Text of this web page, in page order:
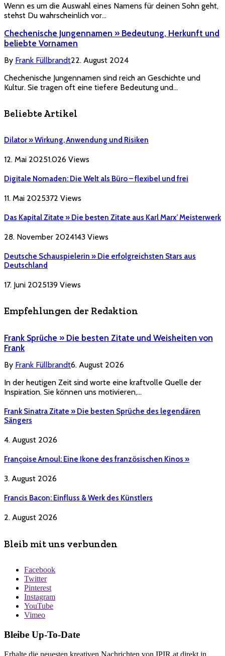
Wenn es um die Auswahl eines Namens für deinen Sohn geht,
stehst Du wahrscheinlich vor…
Chechenische Jungennamen » Bedeutung, Herkunft und
beliebte Vornamen
By Frank Füllbrandt22. August 2024
Chechenische Jungennamen sind reich an Geschichte und
Kultur. Sie tragen oft eine tiefere Bedeutung und…
Beliebte Artikel
Dilator » Wirkung, Anwendung und Risiken
12. Mai 20251.026 Views
Digitale Nomaden: Die Welt als Büro – flexibel und frei
11. Mai 2025372 Views
Das Kapital Zitate » Die besten Zitate aus Karl Marx’ Meisterwerk
28. November 2024143 Views
Deutsche Schauspielerin » Die erfolgreichsten Stars aus
Deutschland
17. Juni 2025139 Views
Empfehlungen der Redaktion
Frank Sprüche » Die besten Zitate und Weisheiten von
Frank
By Frank Füllbrandt6. August 2026
In der heutigen Zeit sind worte eine kraftvolle Quelle der
Inspiration. Sie können uns motivieren,…
Frank Sinatra Zitate » Die besten Sprüche des legendären
Sängers
4. August 2026
Françoise Arnoul: Eine Ikone des französischen Kinos »
3. August 2026
Francis Bacon: Einfluss & Werk des Künstlers
2. August 2026
Bleib mit uns verbunden
Facebook
Twitter
Pinterest
Instagram
YouTube
Vimeo
Bleibe Up-To-Date
Erhalte die neuesten kreativen Nachrichten von IPIR.at direkt in